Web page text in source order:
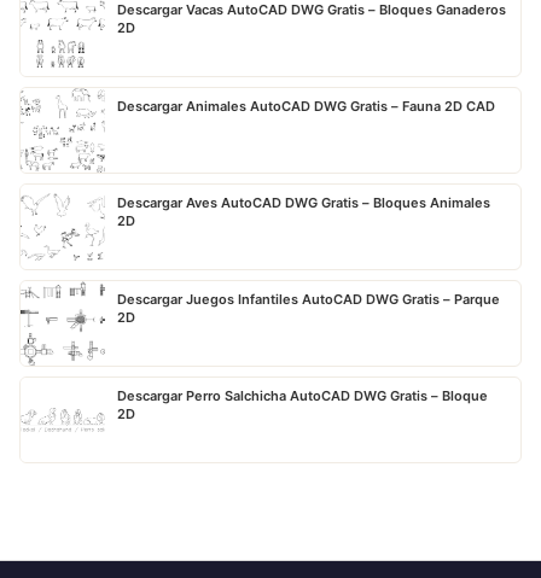
Descargar Vacas AutoCAD DWG Gratis – Bloques Ganaderos
2D
Descargar Animales AutoCAD DWG Gratis – Fauna 2D CAD
Descargar Aves AutoCAD DWG Gratis – Bloques Animales
2D
Descargar Juegos Infantiles AutoCAD DWG Gratis – Parque
2D
Descargar Perro Salchicha AutoCAD DWG Gratis – Bloque
2D